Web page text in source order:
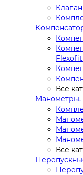
Flexofit
Все
Манометры,
Все